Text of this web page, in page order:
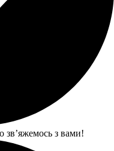
звʼяжемось з вами!